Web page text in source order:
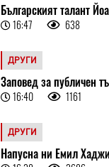
Българският талант
16:47 638
ДРУГИ
Заповед за публичен
16:40 1161
ДРУГИ
Напусна ни Емил